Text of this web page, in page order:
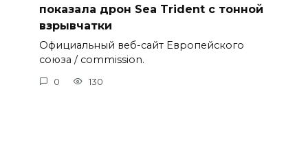
показала дрон Sea Trident с тонной
взрывчатки
Официальный веб-сайт Европейского
союза / commission.
0 130